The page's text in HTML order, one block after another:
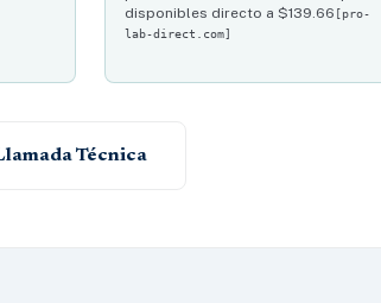
disponibles directo a $139.66 [pro-
lab-direct.com]
Técnica